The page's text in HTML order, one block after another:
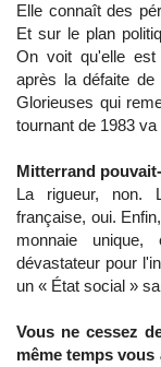
Elle connaît des
Et sur le plan
On voit qu'elle est
après la défaite
Glorieuses qui
tournant de 1983
Mitterrand
La rigueur, non.
française, oui.
monnaie
dévastateur pour
un « État social »
Vous ne cessez
même temps